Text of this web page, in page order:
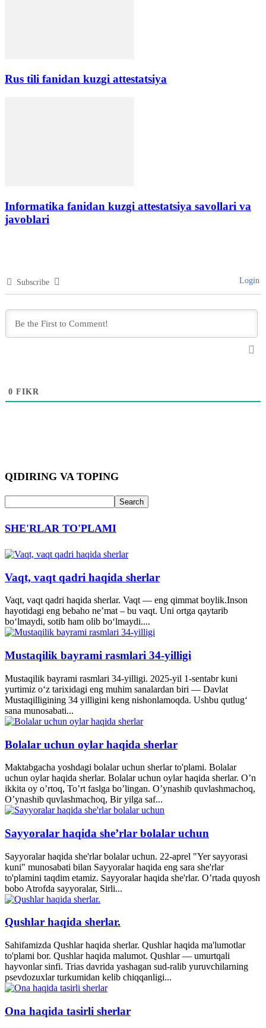
Rus tili fanidan kuzgi attestatsiya
Informatika fanidan kuzgi attestatsiya savollari va
javoblari
Subscribe Login
0 FIKR
QIDIRING VA TOPING
SHE'RLAR TO'PLAMI
Vaqt, vaqt qadri haqida sherlar
Vaqt, vaqt qadri haqida sherlar. Vaqt — eng qimmat boylik.Inson
hayotidagi eng bebaho ne’mat – bu vaqt. Uni ortga qaytarib
bo‘lmaydi, sotib ham olib bo‘lmaydi....
Mustaqilik bayrami rasmlari 34-yilligi
Mustaqilik bayrami rasmlari 34-yilligi. 2025-yil 1-sentabr kuni
yurtimiz o‘z tarixidagi eng muhim sanalardan biri — Davlat
Mustaqilligining 34 yilligini keng nishonlamoqda. Ushbu qutlug‘
sana munosabati...
Bolalar uchun oylar haqida sherlar
Maktabgacha yoshdagi bolalar uchun sherlar to'plami. Bolalar
uchun oylar haqida sherlar. Bolalar uchun oylar haqida sherlar. O’n
ikkita oy o’rtoq, To’rt faslga bo’lingan. O’ynashib quvlashmachoq,
O’ynashib quvlashmachoq, Bir yilga saf...
Sayyoralar haqida she’rlar bolalar uchun
Sayyoralar haqida she'rlar bolalar uchun. 22-aprel "Yer sayyorasi
kuni" munosabati bilan Sayyoralar haqida eng sara she'rlar
to'plamini taqdim etamiz. Sayyoralar haqida she'rlar. O’rtada quyosh
bobo Atrofda sayyoralar, Sirli...
Qushlar haqida sherlar.
Sahifamizda Qushlar haqida sherlar. Qushlar haqida ma'lumotlar
to'plami bor. Qushlar haqida malumot. Qushlar — umurtqali
hayvonlar sinfi. Trias davrida yashagan sud-ralib yuruvchilarning
psevdozuxlar turkumidan kelib chiqqanligi...
Ona haqida tasirli sherlar